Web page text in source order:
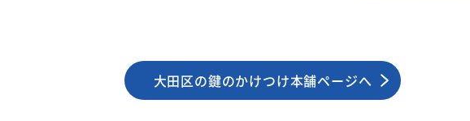
大田区の鍵のかけつけ本舗ページへ